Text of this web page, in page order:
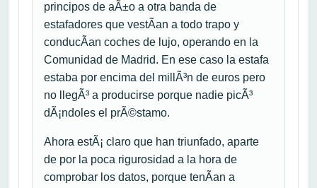
principos de aÃ±o a otra banda de
estafadores que vestÃ­an a todo trapo y
conducÃ­an coches de lujo, operando en la
Comunidad de Madrid. En ese caso la estafa
estaba por encima del millÃ³n de euros pero
no llegÃ³ a producirse porque nadie picÃ³
dÃ¡ndoles el prÃ©stamo.
Ahora estÃ¡ claro que han triunfado, aparte
de por la poca rigurosidad a la hora de
comprobar los datos, porque tenÃ­an a